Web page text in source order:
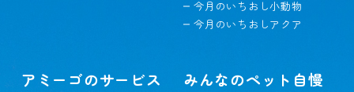
今月のいちおし小動物
今月のいちおしアクア
アミーゴのサービス みんなのペット自慢